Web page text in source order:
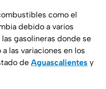
como el
debido a varios
gasolineras donde se
las variaciones en los
de Aguascalientes y